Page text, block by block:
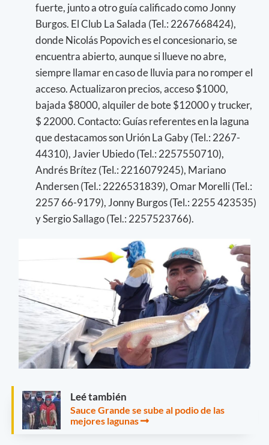
fuerte, junto a otro guía calificado como Jonny
Burgos. El Club La Salada (Tel.: 2267668424),
donde Nicolás Popovich es el concesionario, se
encuentra abierto, aunque si llueve no abre,
siempre llamar en caso de lluvia para no romper el
acceso. Actualizaron precios, acceso $1000,
bajada $8000, alquiler de bote $12000 y trucker,
$ 22000. Contacto: Guías referentes en la laguna
que destacamos son Urión La Gaby (Tel.: 2267-
44310), Javier Ubiedo (Tel.: 2257550710),
Andrés Brítez (Tel.: 2216079245), Mariano
Andersen (Tel.: 2226531839), Omar Morelli (Tel.:
2257 66-9179), Jonny Burgos (Tel.: 2255 423535)
y Sergio Sallago (Tel.: 2257523766).
Leé también
Sauce Grande se sube al podio de las
mejores lagunas